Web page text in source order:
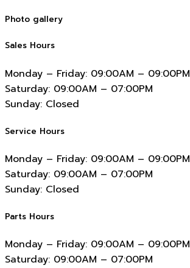
Photo gallery
Sales Hours
Monday – Friday: 09:00AM – 09:00PM
Saturday: 09:00AM – 07:00PM
Sunday: Closed
Service Hours
Monday – Friday: 09:00AM – 09:00PM
Saturday: 09:00AM – 07:00PM
Sunday: Closed
Parts Hours
Monday – Friday: 09:00AM – 09:00PM
Saturday: 09:00AM – 07:00PM